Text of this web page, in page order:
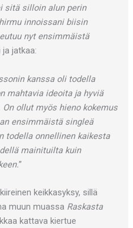
sitä silloin alun perin
innoissani biisin
nyt ensimmäistä
jatkaa:
kanssa oli todella
mahtavia ideoita ja hyviä
ollut myös hieno kokemus
ensimmäistä singleä
todella onnellinen kaikesta
mainituilta kuin
”
keikkasyksy, sillä
muun muassa Raskasta
kattava kiertue